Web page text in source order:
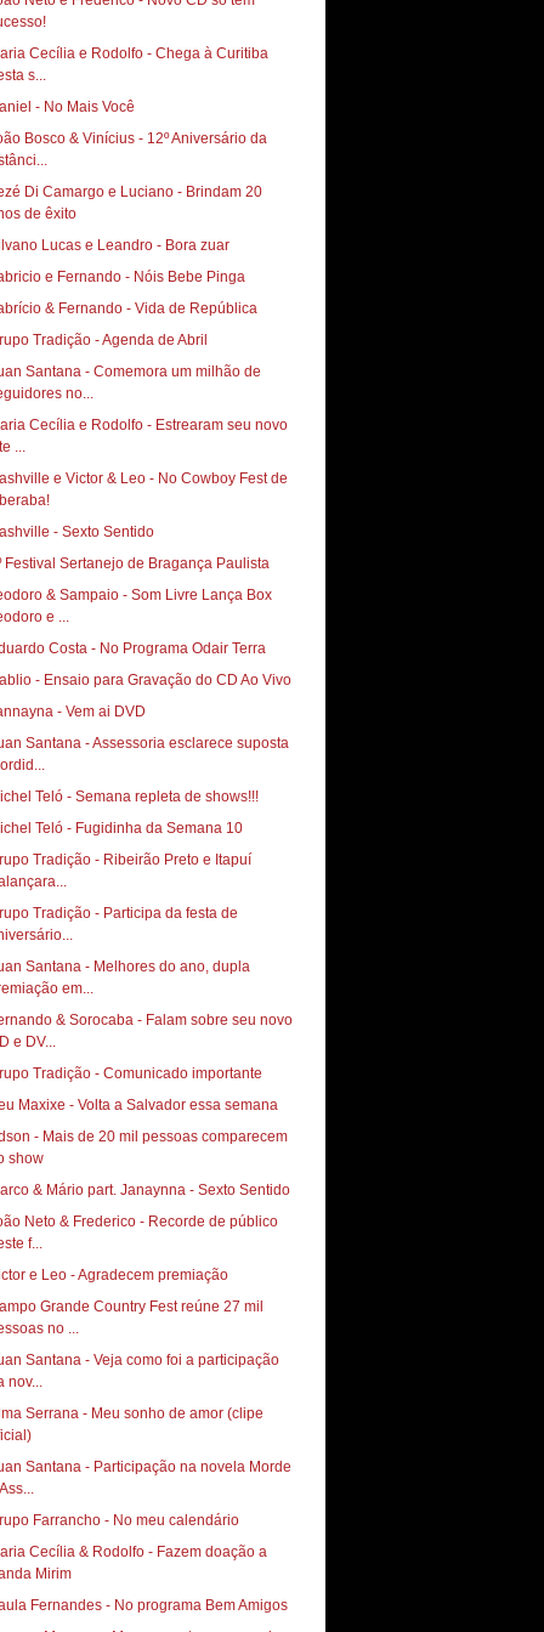
Cecília e Rodolfo - Chega à Curitiba
s...
- No Mais Você
Bosco & Vinícius - 12º Aniversário da
Di Camargo e Luciano - Brindam 20
de êxito
Lucas e Leandro - Bora zuar
e Fernando - Nóis Bebe Pinga
& Fernando - Vida de República
Tradição - Agenda de Abril
Santana - Comemora um milhão de
no...
Cecília e Rodolfo - Estrearam seu novo
...
e Victor & Leo - No Cowboy Fest de
- Sexto Sentido
Festival Sertanejo de Bragança Paulista
& Sampaio - Som Livre Lança Box
e ...
Costa - No Programa Odair Terra
- Ensaio para Gravação do CD Ao Vivo
- Vem ai DVD
Santana - Assessoria esclarece suposta
Teló - Semana repleta de shows!!!
Teló - Fugidinha da Semana 10
Tradição - Ribeirão Preto e Itapuí
Tradição - Participa da festa de
Santana - Melhores do ano, dupla
em...
& Sorocaba - Falam sobre seu novo
e DV...
Tradição - Comunicado importante
Maxixe - Volta a Salvador essa semana
- Mais de 20 mil pessoas comparecem
show
& Mário part. Janaynna - Sexto Sentido
Neto & Frederico - Recorde de público
f...
e Leo - Agradecem premiação
Grande Country Fest reúne 27 mil
no ...
Santana - Veja como foi a participação
nov...
Serrana - Meu sonho de amor (clipe
Santana - Participação na novela Morde
Farrancho - No meu calendário
Cecília & Rodolfo - Fazem doação a
Mirim
Fernandes - No programa Bem Amigos